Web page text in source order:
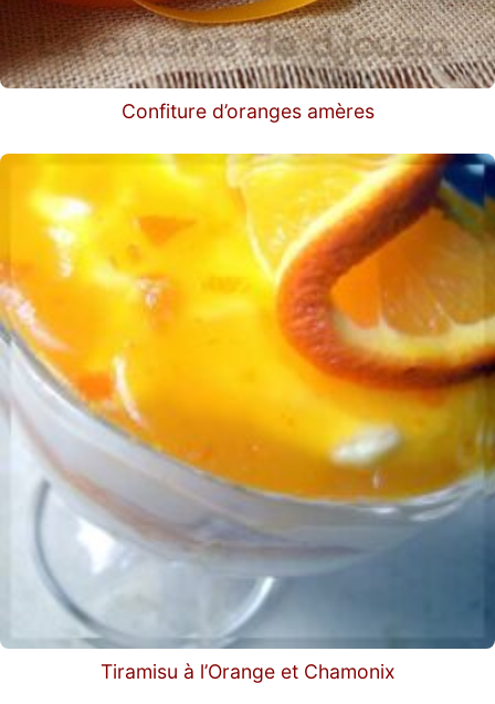
Confiture d’oranges amères
Tiramisu à l’Orange et Chamonix